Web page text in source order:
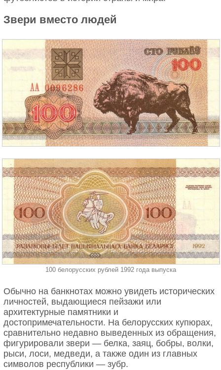
Звери вместо людей
100 белорусских рублей 1992 года выпуска
Обычно на банкнотах можно увидеть исторических
личностей, выдающиеся пейзажи или
архитектурные памятники и
достопримечательности. На белорусских купюрах,
сравнительно недавно выведенных из обращения,
фигурировали звери — белка, заяц, бобры, волки,
рыси, лоси, медведи, а также один из главных
символов республики — зубр.